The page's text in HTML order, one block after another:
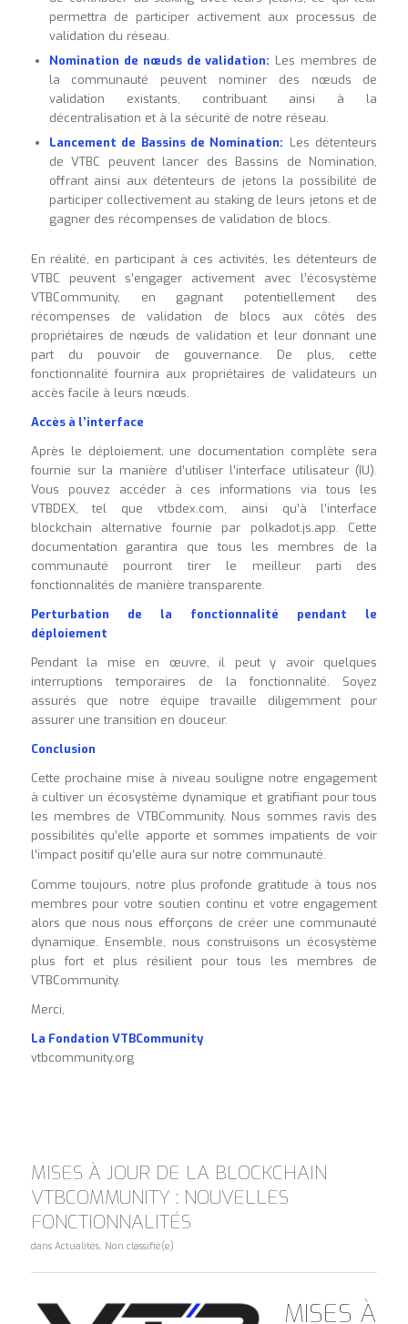
permettra de participer activement aux processus de
validation du réseau.
Nomination de nœuds de validation: Les membres de
la communauté peuvent nominer des nœuds de
validation existants, contribuant ainsi à la
décentralisation et à la sécurité de notre réseau.
Lancement de Bassins de Nomination: Les détenteurs
de VTBC peuvent lancer des Bassins de Nomination,
offrant ainsi aux détenteurs de jetons la possibilité de
participer collectivement au staking de leurs jetons et de
gagner des récompenses de validation de blocs.
En réalité, en participant à ces activités, les détenteurs de
VTBC peuvent s’engager activement avec l’écosystème
VTBCommunity, en gagnant potentiellement des
récompenses de validation de blocs aux côtés des
propriétaires de nœuds de validation et leur donnant une
part du pouvoir de gouvernance. De plus, cette
fonctionnalité fournira aux propriétaires de validateurs un
accès facile à leurs nœuds.
Accès à l’interface
Après le déploiement, une documentation complète sera
fournie sur la manière d’utiliser l’interface utilisateur (IU).
Vous pouvez accéder à ces informations via tous les
VTBDEX, tel que vtbdex.com, ainsi qu’à l’interface
blockchain alternative fournie par polkadot.js.app. Cette
documentation garantira que tous les membres de la
communauté pourront tirer le meilleur parti des
fonctionnalités de manière transparente.
Perturbation de la fonctionnalité pendant le
déploiement
Pendant la mise en œuvre, il peut y avoir quelques
interruptions temporaires de la fonctionnalité. Soyez
assurés que notre équipe travaille diligemment pour
assurer une transition en douceur.
Conclusion
Cette prochaine mise à niveau souligne notre engagement
à cultiver un écosystème dynamique et gratifiant pour tous
les membres de VTBCommunity. Nous sommes ravis des
possibilités qu’elle apporte et sommes impatients de voir
l’impact positif qu’elle aura sur notre communauté.
Comme toujours, notre plus profonde gratitude à tous nos
membres pour votre soutien continu et votre engagement
alors que nous nous efforçons de créer une communauté
dynamique. Ensemble, nous construisons un écosystème
plus fort et plus résilient pour tous les membres de
VTBCommunity.
Merci,
La Fondation VTBCommunity
vtbcommunity.org
MISES À JOUR DE LA BLOCKCHAIN
VTBCOMMUNITY : NOUVELLES
FONCTIONNALITÉS
dans Actualités, Non classifié(e)
MISES À